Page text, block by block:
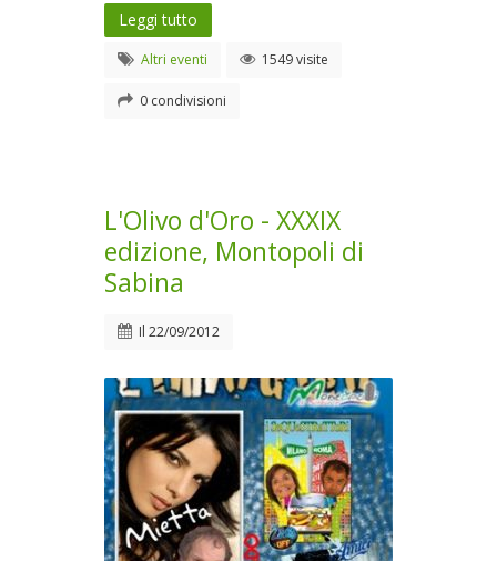
Leggi tutto
Altri eventi 1549 visite
0 condivisioni
L'Olivo d'Oro - XXXIX
edizione, Montopoli di
Sabina
Il 22/09/2012